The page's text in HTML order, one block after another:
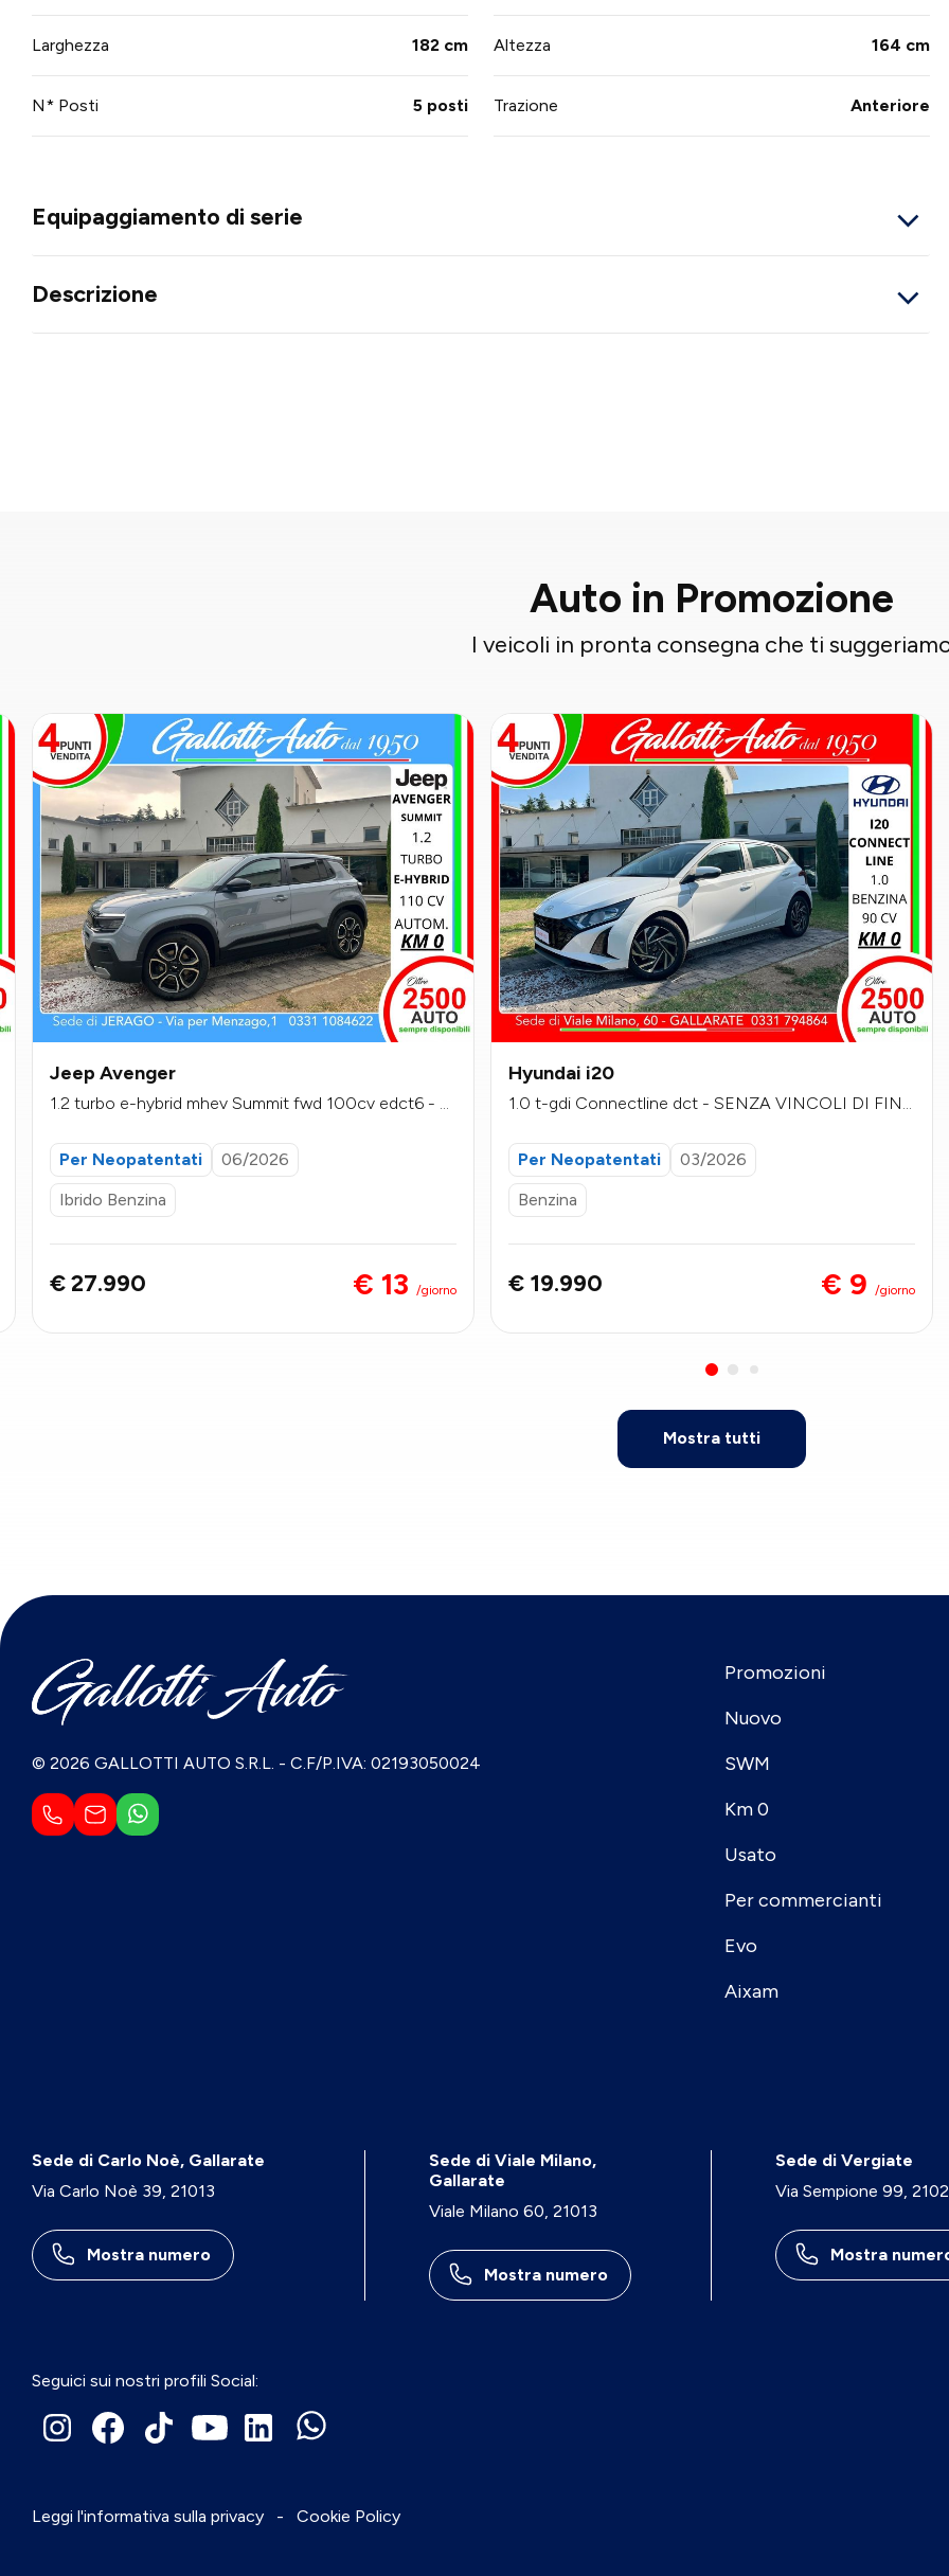
Larghezza 182 cm Altezza 164 cm
N* Posti 5 posti Trazione Anteriore
Equipaggiamento di serie
Descrizione
Auto in Promozione
I veicoli in pronta consegna che ti
Jeep Avenger
1.2 turbo e-hybrid mhev Summit fwd 100cv edct6 - S
Per Neopatentati
06/2026
Ibrido Benzina
€ 27.990 € 13 /giorno
Hyundai i20
1.0 t-gdi Connectline dct - SENZA VINCOLI DI FINA
Per Neopatentati
03/2026
Benzina
€ 19.990 € 9 /giorno
Mostra tutti
© 2026 GALLOTTI AUTO S.R.L. - C.F/P.IVA: 02193050024
Promozioni
Nuovo
SWM
Km 0
Usato
Per commercianti
Evo
Aixam
Sede di Carlo Noè, Gallarate
Via Carlo Noè 39, 21013
Mostra numero
Sede di Viale Milano,
Gallarate
Viale Milano 60, 21013
Mostra numero
Sede di Vergiate
Via Sempione 99,
Mostra
Seguici sui nostri profili Social:
Leggi l'informativa sulla privacy - Cookie Policy